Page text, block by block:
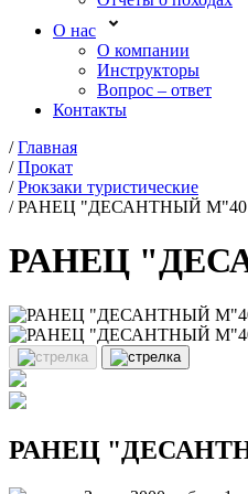
О нас
О компании
Инструкторы
Вопрос – ответ
Контакты
/Главная
/Прокат
/Рюкзаки туристические
/РАНЕЦ "ДЕСАНТНЫЙ М"40
РАНЕЦ
РАНЕЦ